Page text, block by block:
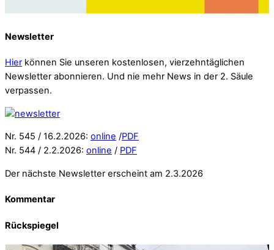
Newsletter
Hier können Sie unseren kostenlosen, vierzehntäglichen
Newsletter abonnieren. Und nie mehr News in der 2. Säule
verpassen.
Nr. 545 / 16.2.2026: online /PDF
Nr. 544 / 2.2.2026: online / PDF
Der nächste Newsletter erscheint am 2.3.2026
Kommentar
Rückspiegel